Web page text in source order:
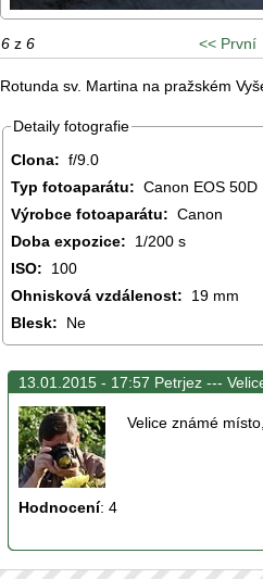
6 z 6 << První
Rotunda sv. Martina na pražském
Detaily fotografie
Clona: f/9.0
Typ fotoaparátu: Canon EOS 50D
Výrobce fotoaparátu: Canon
Doba expozice:
1/200 s
ISO:
100
Ohnisková vzdálenost:
19 mm
Blesk:
Ne
13.01.2015 - 17:57 Petrjez ---
Hodnocení: 4
Velice známé